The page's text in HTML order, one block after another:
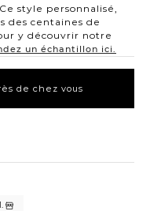
style personnalisé,
des centaines de
y découvrir notre
un échantillon ici.
de chez vous